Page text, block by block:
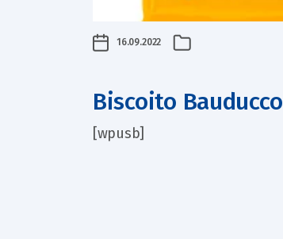
16.09.2022
Biscoito Bauducco
[wpusb]